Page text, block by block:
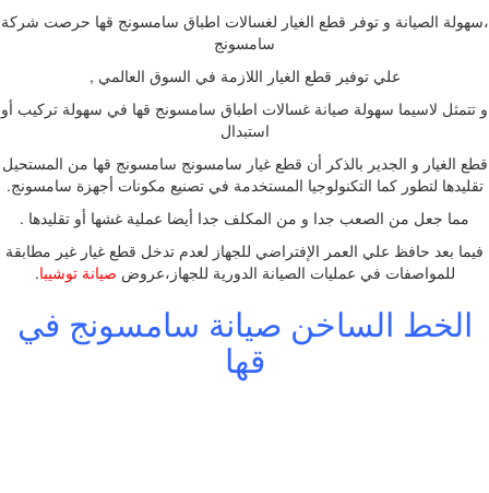
،سهولة الصيانة و توفر قطع الغيار لغسالات اطباق سامسونج قها حرصت شركة
سامسونج
علي توفير قطع الغيار اللازمة في السوق العالمي ,
و تتمثل لاسيما سهولة صيانة غسالات اطباق سامسونج قها في سهولة تركيب أو
استبدال
قطع الغيار و الجدير بالذكر أن قطع غيار سامسونج سامسونج قها من المستحيل
تقليدها لتطور كما التكنولوجيا المستخدمة في تصنيع مكونات أجهزة سامسونج.
مما جعل من الصعب جدا و من المكلف جدا أيضا عملية غشها أو تقليدها .
فيما بعد حافظ علي العمر الإفتراضي للجهاز لعدم تدخل قطع غيار غير مطابقة
للمواصفات في عمليات الصيانة الدورية للجهاز،عروض صيانة توشيبا.
الخط الساخن صيانة سامسونج في
قها